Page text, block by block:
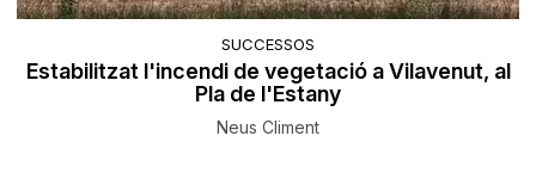
SUCCESSOS
Estabilitzat l'incendi de vegetació a Vilavenut, al
Pla de l'Estany
Neus Climent